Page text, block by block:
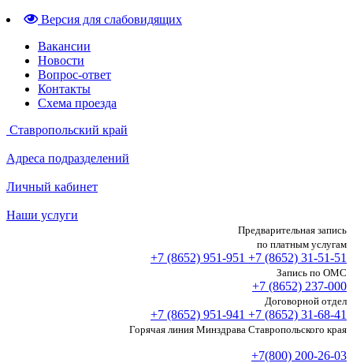
Версия для слабовидящих
Вакансии
Новости
Вопрос-ответ
Контакты
Схема проезда
Ставропольский край
Адреса подразделений
Личный кабинет
Наши услуги
Предварительная запись
по платным услугам
+7 (8652) 951-951 +7 (8652) 31-51-51
Запись по ОМС
+7 (8652) 237-000
Договорной отдел
+7 (8652) 951-941 +7 (8652) 31-68-41
Горячая линия Минздрава Ставропольского края
+7(800) 200-26-03